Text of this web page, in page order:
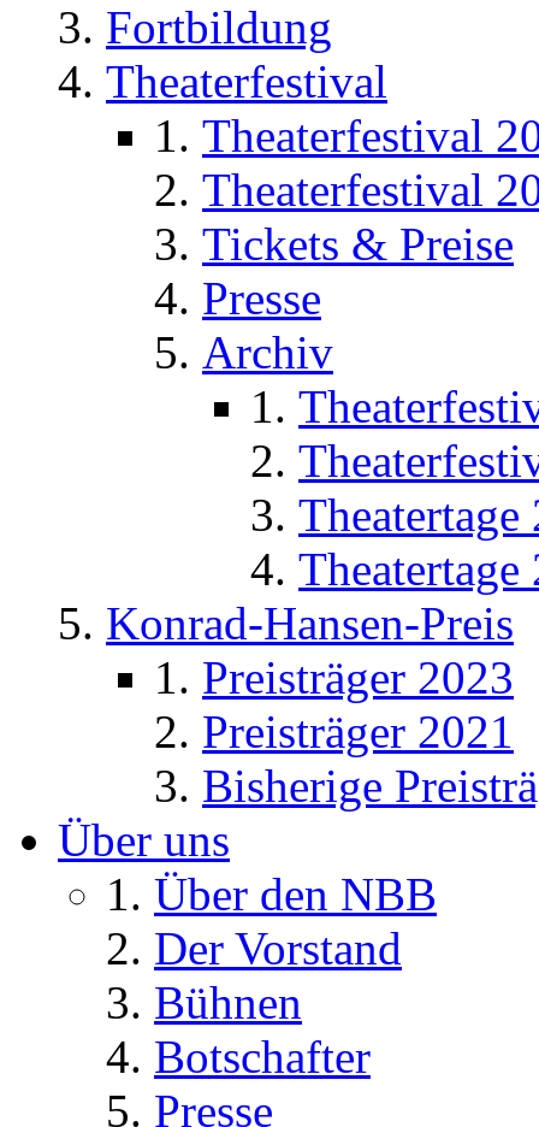
Fortbildung
Theaterfestival
Theaterfestival
Theaterfestival
Tickets & Preise
Presse
Archiv
Theatertage
Theatertage
Konrad-Hansen-Preis
Preisträger 2023
Preisträger 2021
Bisherige
Über uns
Über den NBB
Der Vorstand
Bühnen
Botschafter
Presse